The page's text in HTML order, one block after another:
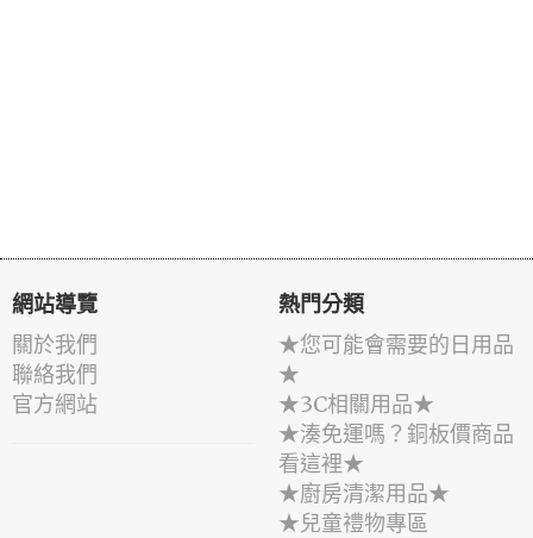
網站導覽
關於我們
聯絡我們
官方網站
熱門分類
★您可能會需要的日用品
★
★3C相關用品★
★湊免運嗎？銅板價商品
看這裡★
★廚房清潔用品★
★兒童禮物專區